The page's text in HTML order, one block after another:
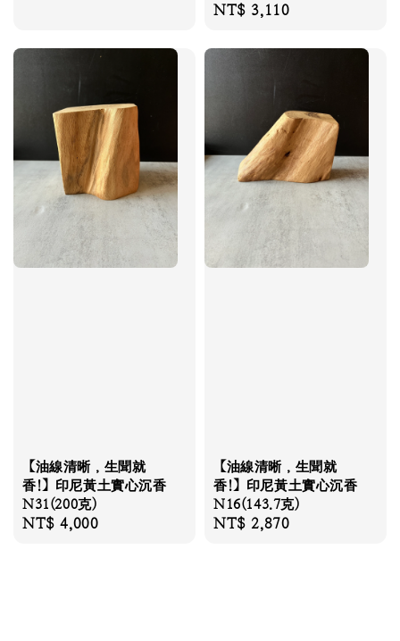
Regular
NT$ 3,110
【油線清晰，生聞就
香!】印尼黃土實心沉香
N31(200克)
Regular
NT$ 4,000
【油線清晰，生聞就
香!】印尼黃土實心沉香
N16(143.7克)
Regular
NT$ 2,870